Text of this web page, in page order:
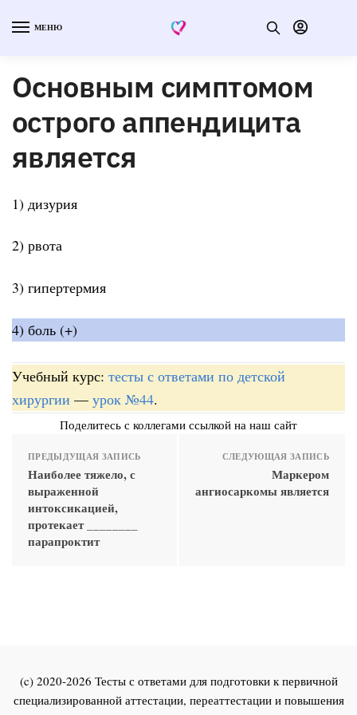
МЕНЮ
Основным симптомом
острого аппендицита
является
1) дизурия
2) рвота
3) гипертермия
4) боль (+)
Учебный курс: тесты с ответами по детской
хирургии — урок №44.
Поделитесь с коллегами ссылкой на наш сайт
ПРЕДЫДУЩАЯ ЗАПИСЬ
Наиболее тяжело, с
выраженной
интоксикацией,
протекает ________
парапроктит
СЛЕДУЮЩАЯ ЗАПИСЬ
Маркером
ангиосаркомы является
(c) 2020-2026 Тесты с ответами для подготовки к первичной
специализированной аттестации, переаттестации и повышения